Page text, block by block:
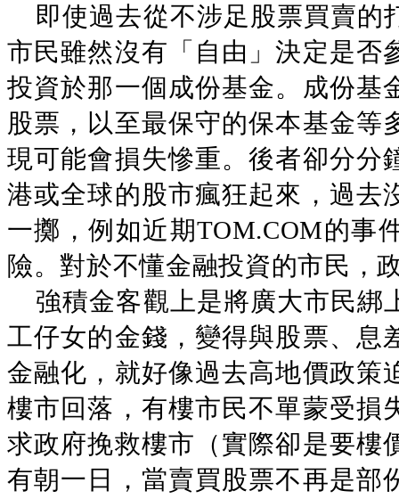
即使過去從不涉足股票買賣的
市民雖然沒有「自由」決定是否
投資於那一個成份基金。成份基
股票，以至最保守的保本基金等
現可能會損失慘重。後者卻分分
港或全球的股市瘋狂起來，過去
一擲，例如近期TOM.COM的事
險。對於不懂金融投資的市民，
強積金客觀上是將廣大市民綁
工仔女的金錢，變得與股票、息
金融化，就好像過去高地價政策
樓市回落，有樓市民不單蒙受損
求政府挽救樓市（實際卻是要樓
有朝一日，當賣買股票不再是部